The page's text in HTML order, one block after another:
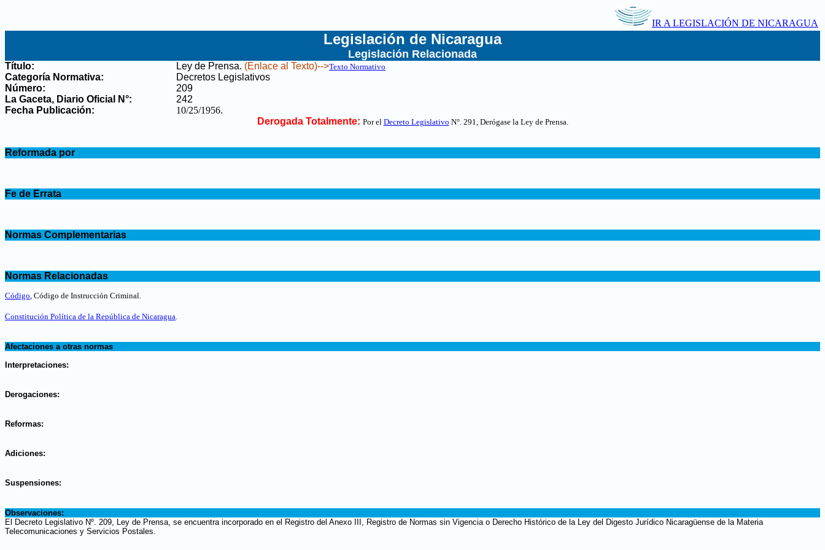
IR A LEGISLACIÓN DE NICARAGUA
Legislación de Nicaragua
Legislación Relacionada
Título: Ley de Prensa. (Enlace al Texto)-->Texto Normativo
Categoría Normativa:
Decretos Legislativos
Número:
209
La Gaceta, Diario Oficial N°:
242
Fecha Publicación:
10/25/1956.
Derogada Totalmente: Por el Decreto Legislativo N°. 291, Derógase la Ley de Prensa.
Reformada por
Fe de Errata
Normas Complementarias
Normas Relacionadas
Código, Código de Instrucción Criminal.
Constitución Política de la República de Nicaragua.
Afectaciones a otras normas
Interpretaciones:
Derogaciones:
Reformas:
Adiciones:
Suspensiones:
Observaciones:
El Decreto Legislativo Nº. 209, Ley de Prensa, se encuentra incorporado en el Registro del Anexo III, Registro de Normas sin Vigencia o Derecho Histórico de la Ley del Digesto Jurídico Nicaragüense de la Materia
Telecomunicaciones y Servicios Postales.